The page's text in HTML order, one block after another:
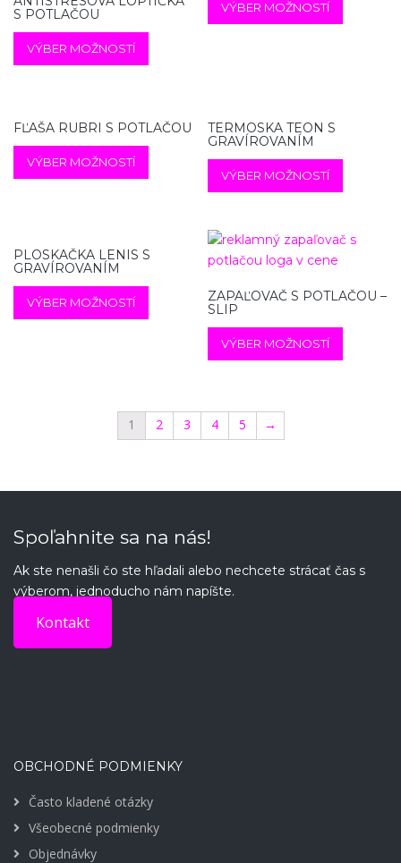
S POTLAČOU
VÝBER MOŽNOSTÍ
VÝBER MOŽNOSTÍ
FĽAŠA RUBRI S POTLAČOU
VÝBER MOŽNOSTÍ
TERMOSKA TEON S
GRAVÍROVANÍM
VÝBER MOŽNOSTÍ
PLOSKAČKA LENIS S
GRAVÍROVANÍM
VÝBER MOŽNOSTÍ
ZAPAĽOVAČ S POTLAČOU –
SLIP
VÝBER MOŽNOSTÍ
1 2 3 4 5 →
Spoľahnite sa na nás!
Ak ste nenašli čo ste hľadali alebo nechcete strácať čas s
výberom, jednoducho nám napíšte.
Kontakt
OBCHODNÉ PODMIENKY
Často kladené otázky
Všeobecné podmienky
Objednávky